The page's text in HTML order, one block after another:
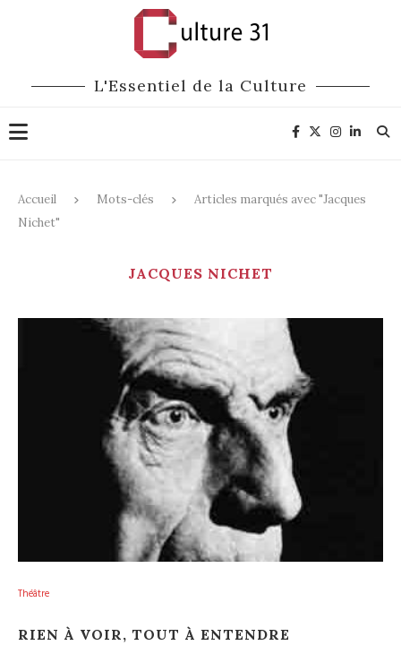
L'Essentiel de la Culture
Accueil Mots-clés
Articles marqués avec "Jacques
Nichet"
JACQUES NICHET
Théâtre
RIEN À VOIR, TOUT À ENTENDRE